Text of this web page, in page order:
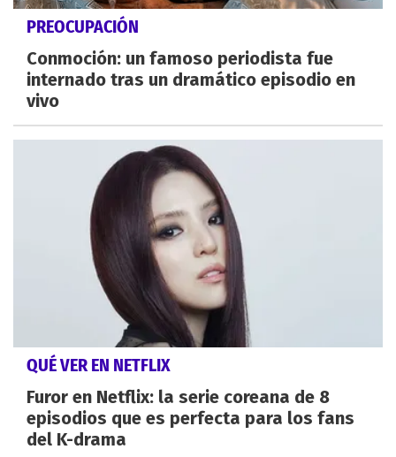
PREOCUPACIÓN
Conmoción: un famoso periodista fue
internado tras un dramático episodio en
vivo
QUÉ VER EN NETFLIX
Furor en Netflix: la serie coreana de 8
episodios que es perfecta para los fans
del K-drama